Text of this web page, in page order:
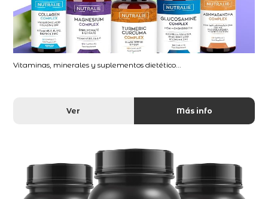
Vitaminas, minerales y suplementos dietético...
Ver Más info